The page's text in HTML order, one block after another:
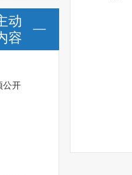
动
容
公开